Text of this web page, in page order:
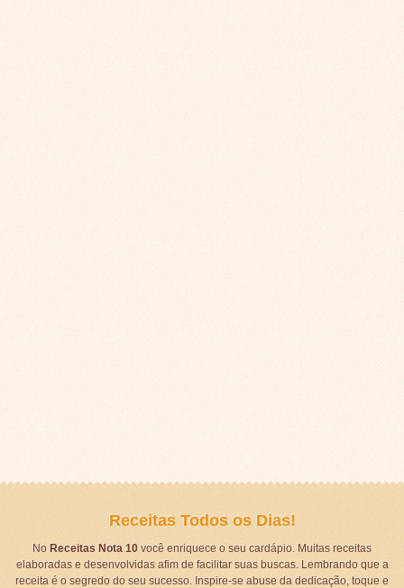
Receitas Todos os Dias!
No Receitas Nota 10você enriquece o seu cardápio. Muitas receitas
elaboradas e desenvolvidas afim de facilitar suas buscas. Lembrando que a
receita é o segredo do seu sucesso. Inspire-se abuse da dedicação, toque e